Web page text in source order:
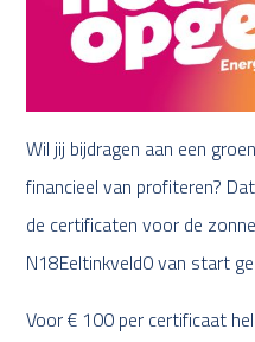
Wil jij bijdragen aan een
financieel van profiteren?
de certificaten voor de
N18Eeltinkveld0 van start
Voor € 100 per certificaat